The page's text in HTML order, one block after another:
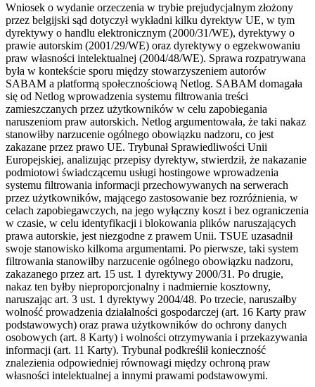
Wniosek o wydanie orzeczenia w trybie prejudycjalnym złożony
przez belgijski sąd dotyczył wykładni kilku dyrektyw UE, w tym
dyrektywy o handlu elektronicznym (2000/31/WE), dyrektywy o
prawie autorskim (2001/29/WE) oraz dyrektywy o egzekwowaniu
praw własności intelektualnej (2004/48/WE). Sprawa rozpatrywana
była w kontekście sporu między stowarzyszeniem autorów
SABAM a platformą społecznościową Netlog. SABAM domagała
się od Netlog wprowadzenia systemu filtrowania treści
zamieszczanych przez użytkowników w celu zapobiegania
naruszeniom praw autorskich. Netlog argumentowała, że taki nakaz
stanowiłby narzucenie ogólnego obowiązku nadzoru, co jest
zakazane przez prawo UE. Trybunał Sprawiedliwości Unii
Europejskiej, analizując przepisy dyrektyw, stwierdził, że nakazanie
podmiotowi świadczącemu usługi hostingowe wprowadzenia
systemu filtrowania informacji przechowywanych na serwerach
przez użytkowników, mającego zastosowanie bez rozróżnienia, w
celach zapobiegawczych, na jego wyłączny koszt i bez ograniczenia
w czasie, w celu identyfikacji i blokowania plików naruszających
prawa autorskie, jest niezgodne z prawem Unii. TSUE uzasadnił
swoje stanowisko kilkoma argumentami. Po pierwsze, taki system
filtrowania stanowiłby narzucenie ogólnego obowiązku nadzoru,
zakazanego przez art. 15 ust. 1 dyrektywy 2000/31. Po drugie,
nakaz ten byłby nieproporcjonalny i nadmiernie kosztowny,
naruszając art. 3 ust. 1 dyrektywy 2004/48. Po trzecie, naruszałby
wolność prowadzenia działalności gospodarczej (art. 16 Karty praw
podstawowych) oraz prawa użytkowników do ochrony danych
osobowych (art. 8 Karty) i wolności otrzymywania i przekazywania
informacji (art. 11 Karty). Trybunał podkreślił konieczność
znalezienia odpowiedniej równowagi między ochroną praw
własności intelektualnej a innymi prawami podstawowymi.